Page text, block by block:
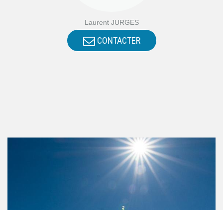
Laurent JURGES
CONTACTER